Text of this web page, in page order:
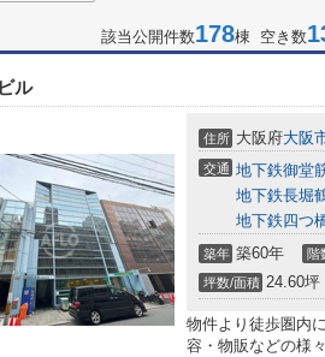
該当公開件数178棟 空き数
ル
住所 大阪府大阪
交通 地下鉄御堂
地下鉄長堀
地下鉄四つ
築年 築60年 階
坪数/面積 24.60坪
物件より徒歩圏内
容・物販などの様